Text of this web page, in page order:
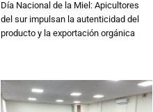
Día Nacional de la Miel: Apicultores
del sur impulsan la autenticidad del
producto y la exportación orgánica